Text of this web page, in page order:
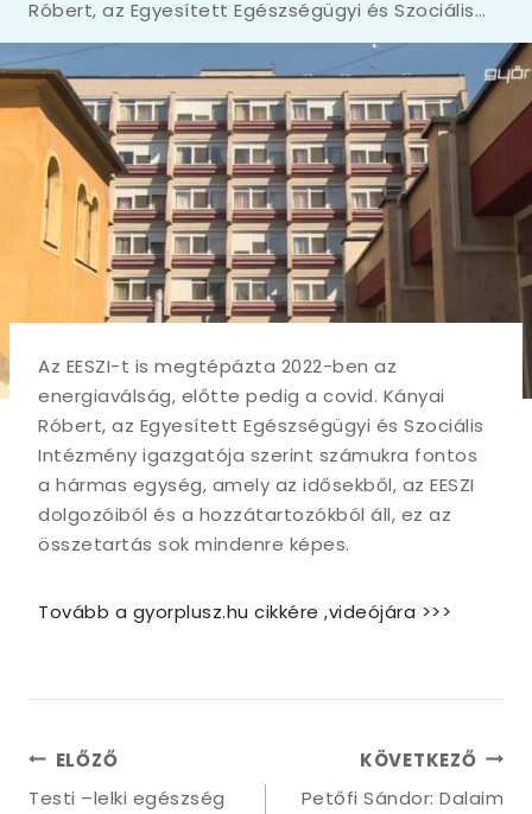
Róbert, az Egyesített Egészségügyi és Szociális…
Az EESZI-t is megtépázta 2022-ben az
energiaválság, előtte pedig a covid. Kányai
Róbert, az Egyesített Egészségügyi és Szociális
Intézmény igazgatója szerint számukra fontos
a hármas egység, amely az idősekből, az EESZI
dolgozóiból és a hozzátartozókból áll, ez az
összetartás sok mindenre képes.
Tovább a gyorplusz.hu cikkére ,videójára >>>
Bejegyzés
navigáció
ELŐZŐ
Testi –lelki egészség
KÖVETKEZŐ
Petőfi Sándor: Dalaim